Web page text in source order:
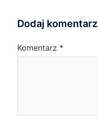
Dodaj komentarz
Komentarz *